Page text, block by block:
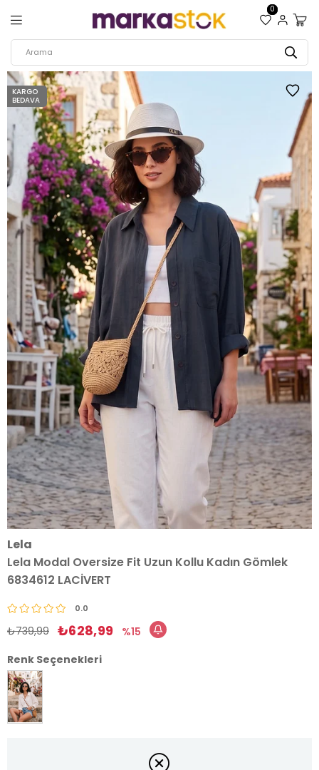
0
KARGO
BEDAVA
Lela
Lela Modal Oversize Fit Uzun Kollu Kadın Gömlek
6834612 LACİVERT
0.0
₺739,99 ₺628,99
15
Renk Seçenekleri